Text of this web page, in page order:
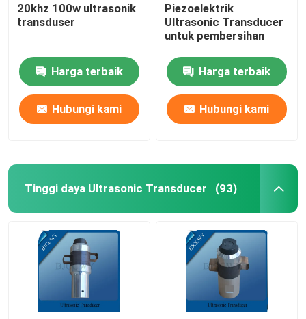
Ultrasonic Tubular Transducer
20khz 100w ultrasonik
transduser
Harga terbaik
Hubungi kami
Piezoelektrik
Ultrasonic Transducer
untuk pembersihan
Harga terbaik
Hubungi kami
Tinggi daya Ultrasonic Transducer (93)